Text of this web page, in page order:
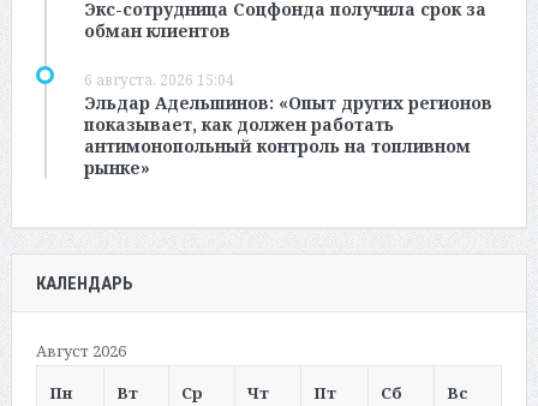
Экс-сотрудница Соцфонда получила срок за
обман клиентов
6 августа, 2026 15:04
Эльдар Адельшинов: «Опыт других регионов
показывает, как должен работать
антимонопольный контроль на топливном
рынке»
КАЛЕНДАРЬ
Август 2026
Пн
Вт Ср Чт Пт Сб Вс